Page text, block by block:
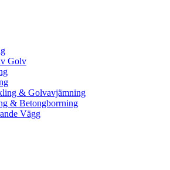
Golv
& Golvavjämning
& Betongborrning
Vägg